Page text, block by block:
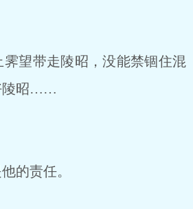
望带走陵昭，没能禁锢住混
陵昭……
的责任。